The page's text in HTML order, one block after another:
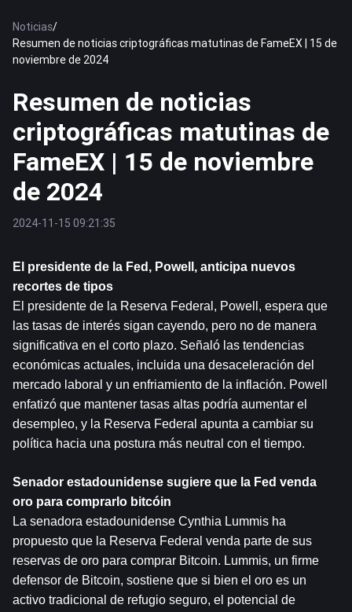
Noticias/
Resumen de noticias criptográficas matutinas de FameEX | 15 de
noviembre de 2024
Resumen de noticias
criptográficas matutinas de
FameEX | 15 de noviembre
de 2024
2024-11-15 09:21:35
El presidente de la Fed, Powell, anticipa nuevos
recortes de tipos
El presidente de la Reserva Federal, Powell, espera que
las tasas de interés sigan cayendo, pero no de manera
significativa en el corto plazo. Señaló las tendencias
económicas actuales, incluida una desaceleración del
mercado laboral y un enfriamiento de la inflación. Powell
enfatizó que mantener tasas altas podría aumentar el
desempleo, y la Reserva Federal apunta a cambiar su
política hacia una postura más neutral con el tiempo.
Senador estadounidense sugiere que la Fed venda
oro para comprarlo bitcóin
La senadora estadounidense Cynthia Lummis ha
propuesto que la Reserva Federal venda parte de sus
reservas de oro para comprar Bitcoin. Lummis, un firme
defensor de Bitcoin, sostiene que si bien el oro es un
activo tradicional de refugio seguro, el potencial de